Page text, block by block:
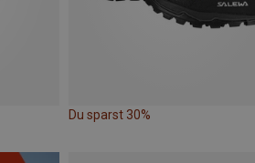
Du sparst 30%